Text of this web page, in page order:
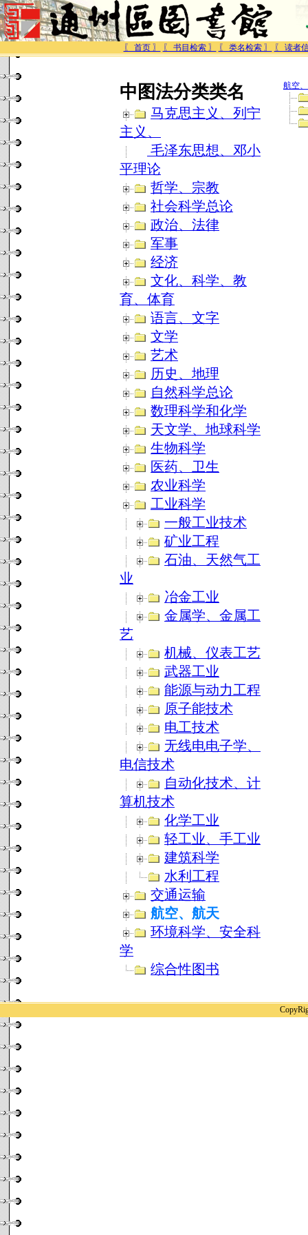
〖 首页 〗 〖 书目检索 〗 〖 类名检索 〗 〖 读者
中图法分类类名
马克思主义、列宁
主义、
毛泽东思想、邓小
平理论
哲学、宗教
社会科学总论
政治、法律
军事
经济
文化、科学、教
育、体育
语言、文字
文学
艺术
历史、地理
自然科学总论
数理科学和化学
天文学、地球科学
生物科学
医药、卫生
农业科学
工业科学
一般工业技术
矿业工程
石油、天然气工
业
冶金工业
金属学、金属工
艺
机械、仪表工艺
武器工业
能源与动力工程
原子能技术
电工技术
无线电电子学、
电信技术
自动化技术、计
算机技术
化学工业
轻工业、手工业
建筑科学
水利工程
交通运输
航空、航天
环境科学、安全科
学
综合性图书
航空